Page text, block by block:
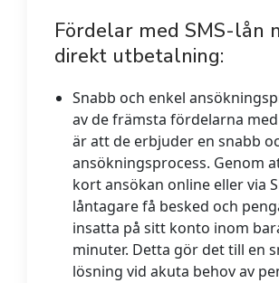
Fördelar med SMS-lån
direkt utbetalning:
Snabb och enkel
av de främsta fördelarna med
är att de erbjuder en snabb
ansökningsprocess. Genom
kort ansökan online eller via
låntagare få besked och
insatta på sitt konto inom
minuter. Detta gör det till en
lösning vid akuta behov av